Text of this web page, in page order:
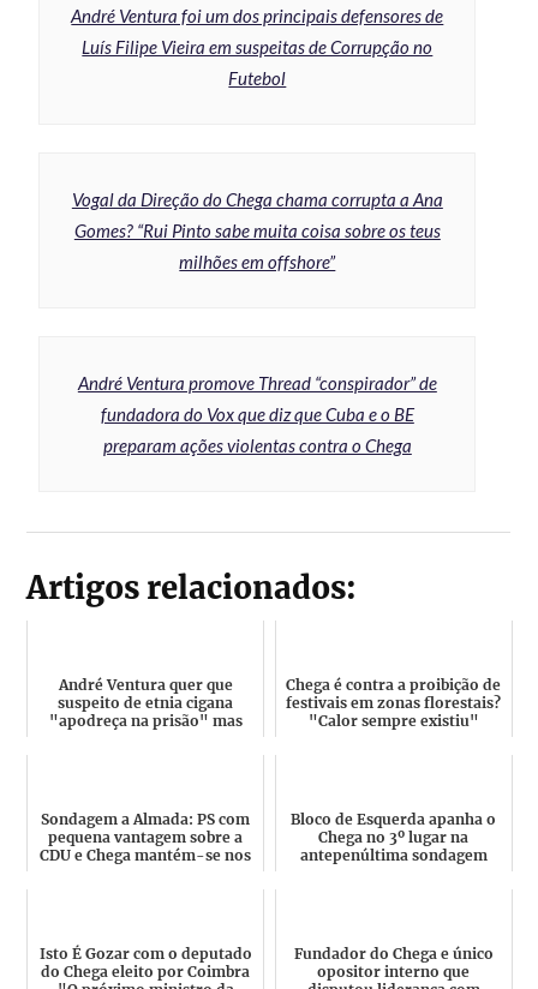
André Ventura foi um dos principais defensores de
Luís Filipe Vieira em suspeitas de Corrupção no
Futebol
Vogal da Direção do Chega chama corrupta a Ana
Gomes? “Rui Pinto sabe muita coisa sobre os teus
milhões em offshore”
André Ventura promove Thread “conspirador” de
fundadora do Vox que diz que Cuba e o BE
preparam ações violentas contra o Chega
Artigos relacionados:
André Ventura quer que
suspeito de etnia cigana
"apodreça na prisão" mas
Chega é contra a proibição de
festivais em zonas florestais?
"Calor sempre existiu"
Sondagem a Almada: PS com
pequena vantagem sobre a
CDU e Chega mantém-se nos
Bloco de Esquerda apanha o
Chega no 3º lugar na
antepenúltima sondagem
Isto É Gozar com o deputado
do Chega eleito por Coimbra
Fundador do Chega e único
opositor interno que